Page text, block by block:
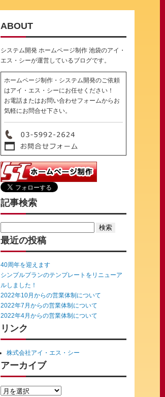
ABOUT
システム開発 ホームページ制作 池袋のアイ・
エス・シーが運営しているブログです。
ホームページ制作・システム開発のご依頼
はアイ・エス・シーにお任せください！
お電話またはお問い合わせフォームからお
気軽にお問合せ下さい。
記事検索
for:
最近の投稿
40周年を迎えます
シンプルプランのテンプレートをリニューア
ルしました！
2022年10月からの営業体制について
2022年7月からの営業体制について
2022年4月からの営業体制について
リンク
株式会社アイ・エス・シー
アーカイブ